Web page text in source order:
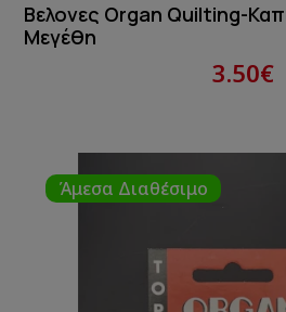
Βελονες Organ Quilting-
Μεγέθη
3.50€
Άμεσα Διαθέσιμο